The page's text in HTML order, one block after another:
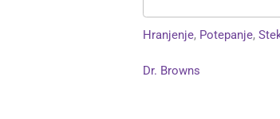
Hranjenje, Potepanje,
Dr. Browns